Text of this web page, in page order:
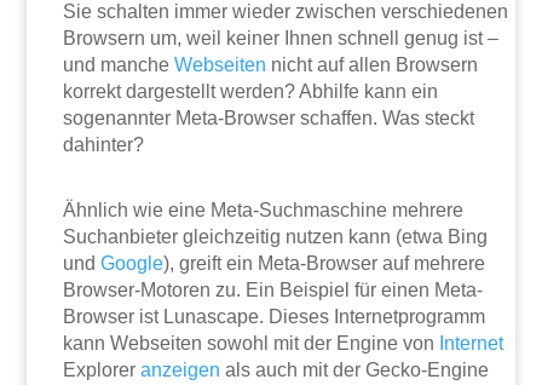
Sie schalten immer wieder zwischen verschiedenen
Browsern um, weil keiner Ihnen schnell genug ist –
und mancheWebseiten nicht auf allen Browsern
korrekt dargestellt werden? Abhilfe kann ein
sogenannter Meta-Browser schaffen. Was steckt
dahinter?
Ähnlich wie eine Meta-Suchmaschine mehrere
Suchanbieter gleichzeitig nutzen kann (etwa Bing
undGoogle), greift ein Meta-Browser auf mehrere
Browser-Motoren zu. Ein Beispiel für einen Meta-
Browser ist Lunascape. Dieses Internetprogramm
kann Webseiten sowohl mit der Engine von Internet
Exploreranzeigen als auch mit der Gecko-Engine